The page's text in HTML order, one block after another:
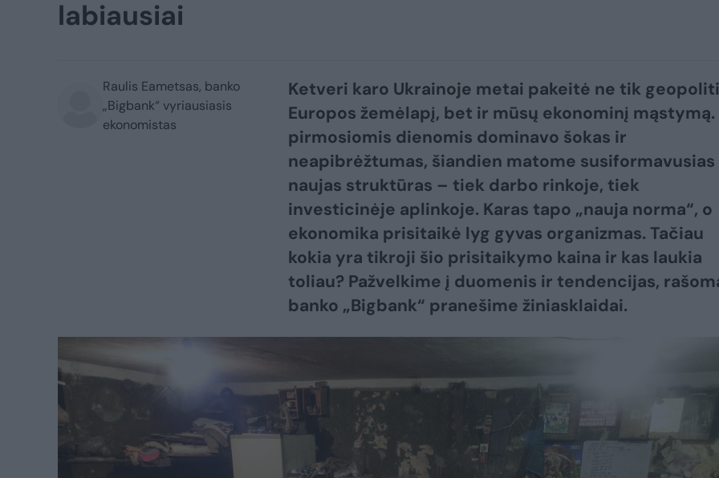
labiausiai
Raulis Eametsas, banko
„Bigbank“ vyriausiasis
ekonomistas
Ketveri karo Ukrainoje metai pakeitė ne tik
Europos žemėlapį, bet ir mūsų ekonominį mąstymą.
pirmosiomis dienomis dominavo šokas ir
neapibrėžtumas, šiandien matome susiformavusias
naujas struktūras – tiek darbo rinkoje, tiek
investicinėje aplinkoje. Karas tapo „nauja norma“, o
ekonomika prisitaikė lyg gyvas organizmas. Tačiau
kokia yra tikroji šio prisitaikymo kaina ir kas laukia
toliau? Pažvelkime į duomenis ir tendencijas,
banko „Bigbank“ pranešime žiniasklaidai.